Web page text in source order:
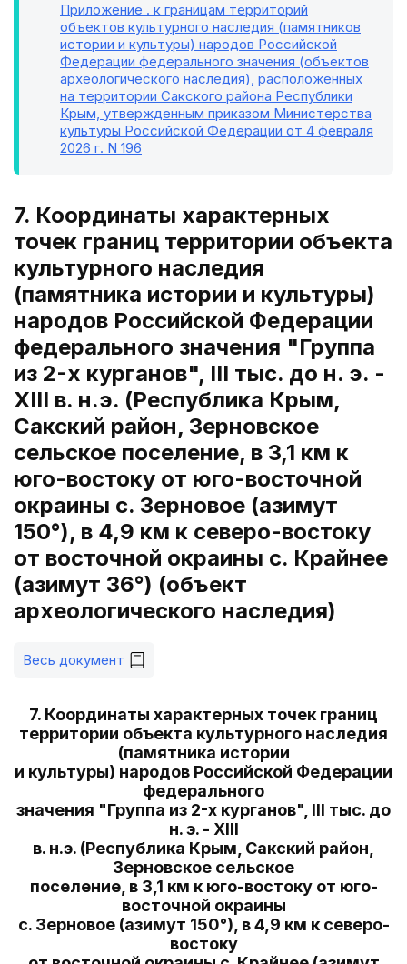
Приложение . к границам территорий
объектов культурного наследия (памятников
истории и культуры) народов Российской
Федерации федерального значения (объектов
археологического наследия), расположенных
на территории Сакского района Республики
Крым, утвержденным приказом Министерства
культуры Российской Федерации от 4 февраля
2026 г. N 196
7. Координаты характерных
точек границ территории объекта
культурного наследия
(памятника истории и культуры)
народов Российской Федерации
федерального значения "Группа
из 2-х курганов", III тыс. до н. э. -
XIII в. н.э. (Республика Крым,
Сакский район, Зерновское
сельское поселение, в 3,1 км к
юго-востоку от юго-восточной
окраины с. Зерновое (азимут
150°), в 4,9 км к северо-востоку
от восточной окраины с. Крайнее
(азимут 36°) (объект
археологического наследия)
Весь документ
7. Координаты характерных точек границ
территории объекта культурного наследия
(памятника истории
и культуры) народов Российской Федерации
федерального
значения "Группа из 2-х курганов", III тыс. до
н. э. - XIII
в. н.э. (Республика Крым, Сакский район,
Зерновское сельское
поселение, в 3,1 км к юго-востоку от юго-
восточной окраины
с. Зерновое (азимут 150°), в 4,9 км к северо-
востоку